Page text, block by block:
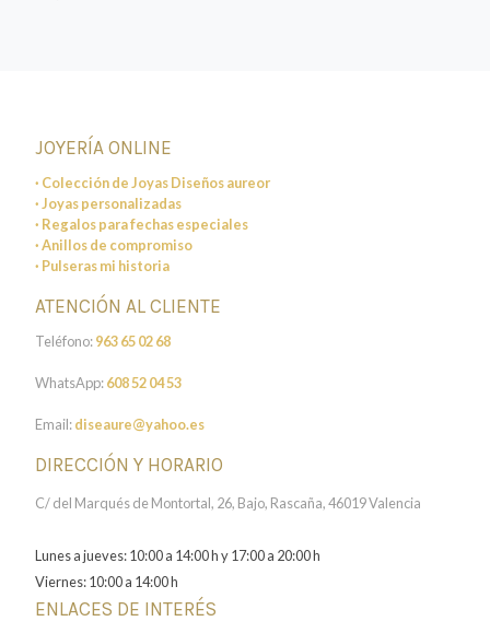
JOYERÍA ONLINE
· Colección de Joyas Diseños aureor
· Joyas personalizadas
· Regalos para fechas especiales
· Anillos de compromiso
· Pulseras mi historia
ATENCIÓN AL CLIENTE
Teléfono:963 65 02 68
WhatsApp:608 52 04 53
Email:diseaure@yahoo.es
DIRECCIÓN Y HORARIO
C/ del Marqués de Montortal, 26, Bajo, Rascaña, 46019 Valencia
Lunes a jueves: 10:00 a 14:00 h y 17:00 a 20:00 h
Viernes: 10:00 a 14:00 h
ENLACES DE INTERÉS